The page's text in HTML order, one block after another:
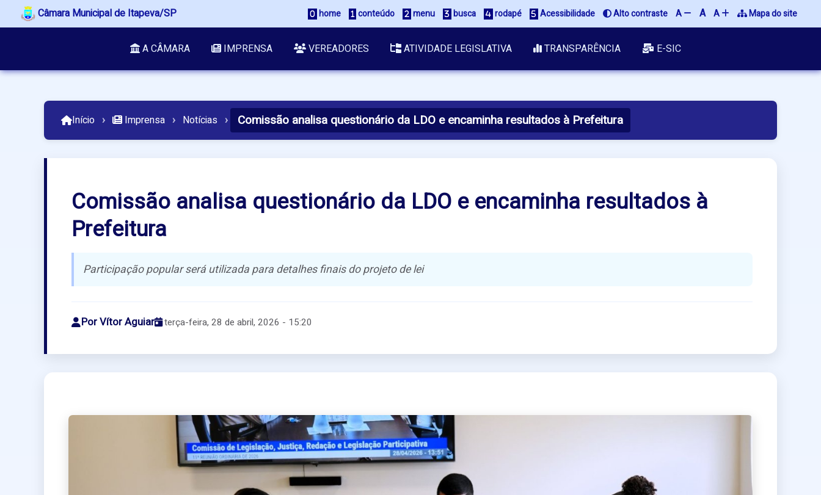
Câmara Municipal de Itapeva/SP home conteúdo menu busca rodapé Acessibilidade Alto contraste A A A Mapa do site
A CÂMARA IMPRENSA VEREADORES ATIVIDADE LEGISLATIVA TRANSPARÊNCIA E-SIC
Início › Imprensa › Notícias › Comissão analisa questionário da LDO e encaminha resultados à Prefeitura
Comissão analisa questionário da LDO e encaminha resultados à
Prefeitura
Participação popular será utilizada para detalhes finais do projeto de lei
Por Vítor Aguiar terça-feira, 28 de abril, 2026 - 15:20